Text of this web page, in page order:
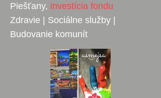
Piešťany, investícia fondu
Zdravie | Sociálne služby |
Budovanie komunít